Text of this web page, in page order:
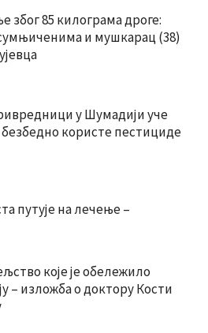
због 85 килограма дроге:
и мушкарац (38)
у Шумадији уче
безбедно користе пестициде
путује на лечење –
које је обележило
– изложба о доктору Кости